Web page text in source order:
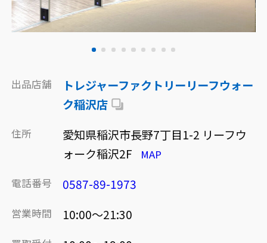
出品店舗
トレジャーファクトリーリーフウォー
ク稲沢店
住所
愛知県稲沢市長野7丁目1-2 リーフウ
ォーク稲沢2F
MAP
電話番号 0587-89-1973
営業時間 10:00～21:30